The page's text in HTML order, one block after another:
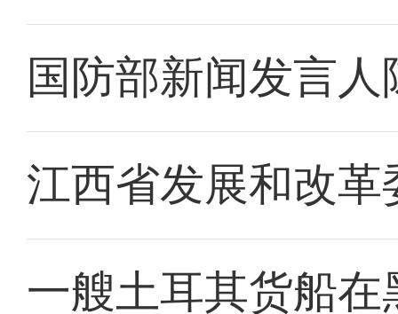
国防部新闻发言
江西省发展和改
一艘土耳其货船